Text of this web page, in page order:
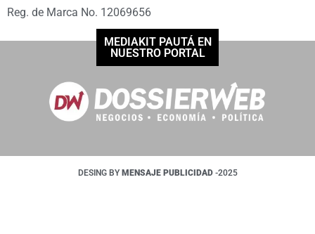
Reg. de Marca No. 12069656
MEDIAKIT PAUTÁ EN
NUESTRO PORTAL
DESING BY MENSAJE PUBLICIDAD -2025